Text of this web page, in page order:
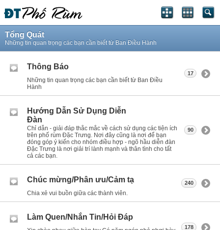
Tổng Quát
Những tin quan trọng các bạn cần biết từ Ban Điều Hành
Thông Báo
Những tin quan trọng các bạn cần biết từ Ban Điều
Hành
17
Hướng Dẫn Sử Dụng Diễn
Đàn
Chỉ dẫn - giải đáp thắc mắc về cách sử dụng các tiện ích
trên phố rùm Đặc Trưng. Nơi đây cũng là nơi để bạn
đóng góp ý kiến cho nhóm điều hợp - ngõ hầu diễn đàn
Đặc Trưng là nơi giải trí lành mạnh và thân tình cho tất
cả các bạn.
90
Chúc mừng/Phân ưu/Cảm tạ
Chia xẻ vui buồn giữa các thành viên.
240
Làm Quen/Nhắn Tin/Hỏi Đáp
178